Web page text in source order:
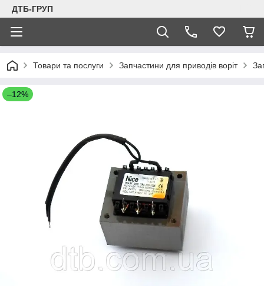
ДТБ-ГРУП
Товари та послуги Запчастини для приводів воріт
–12%